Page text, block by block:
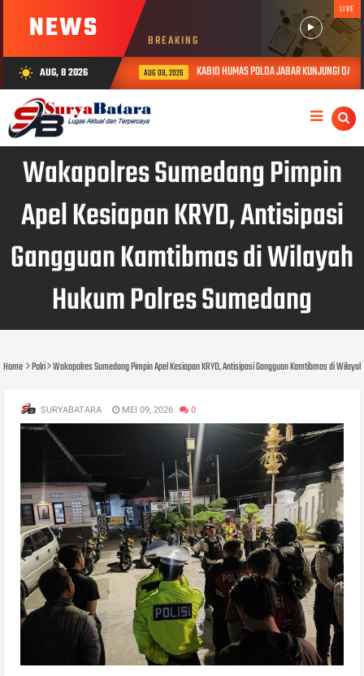
NEWS BREAKING
LIVE
wb_sunny AUG, 8 2026 AUG 08, 2026 KABID HUMAS POLDA JABAR KUNJUNGI DAN
Wakapolres Sumedang Pimpin
Apel Kesiapan KRYD, Antisipasi
Gangguan Kamtibmas di Wilayah
Hukum Polres Sumedang
Home Polri Wakapolres Sumedang Pimpin Apel Kesiapan KRYD, Antisipasi Gangguan Kamtibmas di
SURYABATARA MEI 09, 2026 0